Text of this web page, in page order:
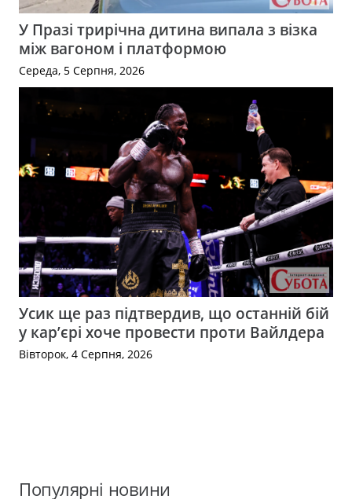
У Празі трирічна дитина випала з візка
між вагоном і платформою
Середа, 5 Серпня, 2026
Усик ще раз підтвердив, що останній бій
у кар’єрі хоче провести проти Вайлдера
Вівторок, 4 Серпня, 2026
Популярні новини